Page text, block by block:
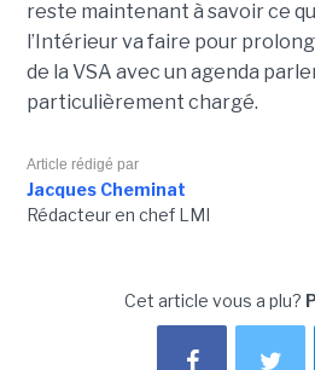
reste maintenant à savoir ce
l’Intérieur va faire pour
de la VSA avec un agenda
particulièrement chargé.
Article rédigé par
Jacques Cheminat
Rédacteur en chef LMI
Cet article vous a plu?